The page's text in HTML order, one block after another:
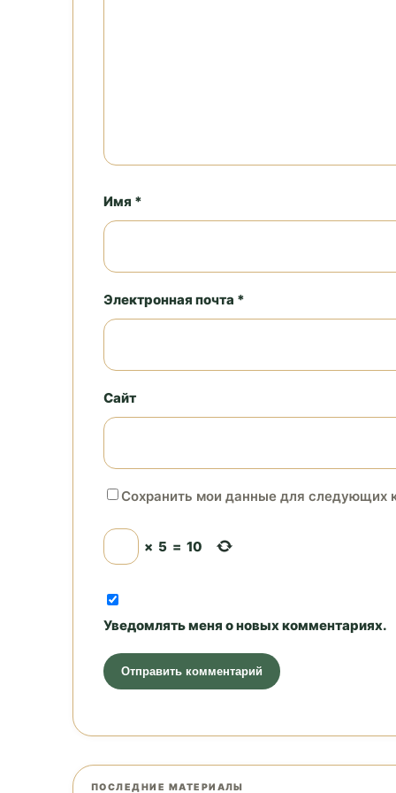
Имя *
Электронная почта *
Сайт
Сохранить мои данные для следующих
× 5 = 10
Уведомлять меня о новых комментариях.
ПОСЛЕДНИЕ МАТЕРИАЛЫ